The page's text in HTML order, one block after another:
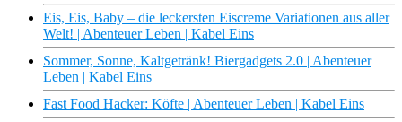
Eis, Eis, Baby – die leckersten Eiscreme Variationen aus aller
Welt! | Abenteuer Leben | Kabel Eins
Sommer, Sonne, Kaltgetränk! Biergadgets 2.0 | Abenteuer
Leben | Kabel Eins
Fast Food Hacker: Köfte | Abenteuer Leben | Kabel Eins